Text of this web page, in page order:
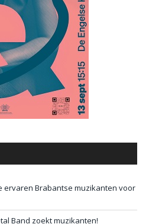
ervaren Brabantse muzikanten voor
Band zoekt muzikanten!